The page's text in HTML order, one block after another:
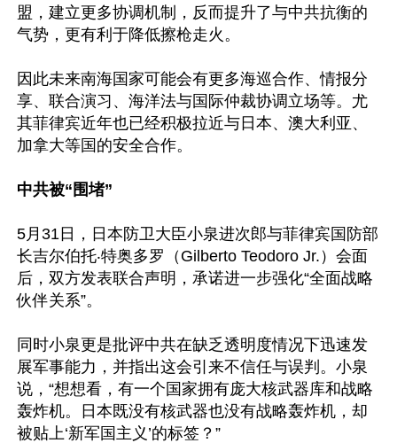
盟，建立更多协调机制，反而提升了与中共抗衡的
气势，更有利于降低擦枪走火。
因此未来南海国家可能会有更多海巡合作、情报分
享、联合演习、海洋法与国际仲裁协调立场等。尤
其菲律宾近年也已经积极拉近与日本、澳大利亚、
加拿大等国的安全合作。
中共被“围堵”
5月31日，日本防卫大臣小泉进次郎与菲律宾国防部
长吉尔伯托‧特奥多罗（Gilberto Teodoro Jr.）会面
后，双方发表联合声明，承诺进一步强化“全面战略
伙伴关系”。
同时小泉更是批评中共在缺乏透明度情况下迅速发
展军事能力，并指出这会引来不信任与误判。小泉
说，“想想看，有一个国家拥有庞大核武器库和战略
轰炸机。日本既没有核武器也没有战略轰炸机，却
被贴上‘新军国主义’的标签？”